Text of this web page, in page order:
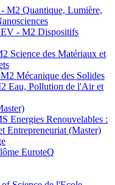
M2 Quantique, Lumière,
- M2 Dispositifs
Science des Matériaux et
Mécanique des Solides
Eau, Pollution de l'Air et
Energies Renouvelables :
Entrepreneuriat (Master)
EuroteQ